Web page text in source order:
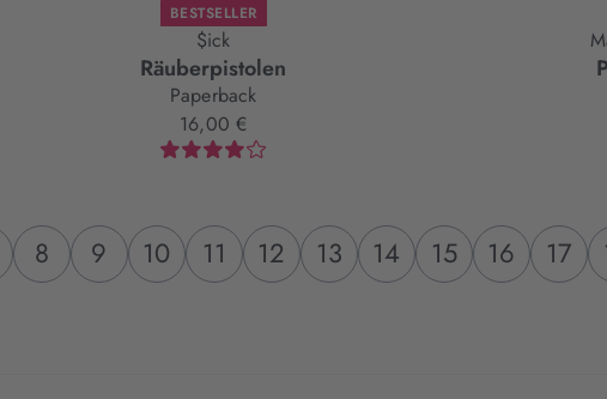
BESTSELLER
$ick
Räuberpistolen
Paperback
16,00 €
8 9 10 11 12 13 14 15 16 17